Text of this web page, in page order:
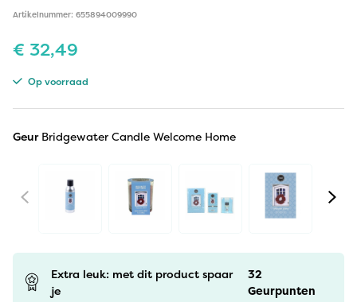
Artikelnummer: 655894009990
€ 32,49
Op voorraad
Geur Bridgewater Candle Welcome Home
Extra leuk: met dit product spaar
je
32
Geurpunten